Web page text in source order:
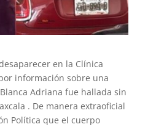
en la Clínica
información sobre una
Adriana fue hallada sin
. De manera extraoficial
Política que el cuerpo